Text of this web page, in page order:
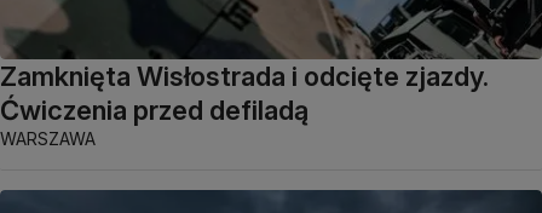
Zamknięta Wisłostrada i odcięte zjazdy.
Ćwiczenia przed defiladą
WARSZAWA